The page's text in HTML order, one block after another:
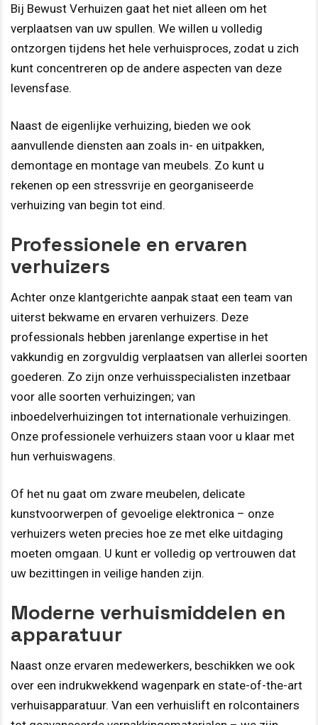
Bij Bewust Verhuizen gaat het niet alleen om het
verplaatsen van uw spullen. We willen u volledig
ontzorgen tijdens het hele verhuisproces, zodat u zich
kunt concentreren op de andere aspecten van deze
levensfase.
Naast de eigenlijke verhuizing, bieden we ook
aanvullende diensten aan zoals in- en uitpakken,
demontage en montage van meubels. Zo kunt u
rekenen op een stressvrije en georganiseerde
verhuizing van begin tot eind.
Professionele en ervaren
verhuizers
Achter onze klantgerichte aanpak staat een team van
uiterst bekwame en ervaren verhuizers. Deze
professionals hebben jarenlange expertise in het
vakkundig en zorgvuldig verplaatsen van allerlei soorten
goederen. Zo zijn onze verhuisspecialisten inzetbaar
voor alle soorten verhuizingen; van
inboedelverhuizingen tot internationale verhuizingen.
Onze professionele verhuizers staan voor u klaar met
hun verhuiswagens.
Of het nu gaat om zware meubelen, delicate
kunstvoorwerpen of gevoelige elektronica – onze
verhuizers weten precies hoe ze met elke uitdaging
moeten omgaan. U kunt er volledig op vertrouwen dat
uw bezittingen in veilige handen zijn.
Moderne verhuismiddelen en
apparatuur
Naast onze ervaren medewerkers, beschikken we ook
over een indrukwekkend wagenpark en state-of-the-art
verhuisapparatuur. Van een verhuislift en rolcontainers